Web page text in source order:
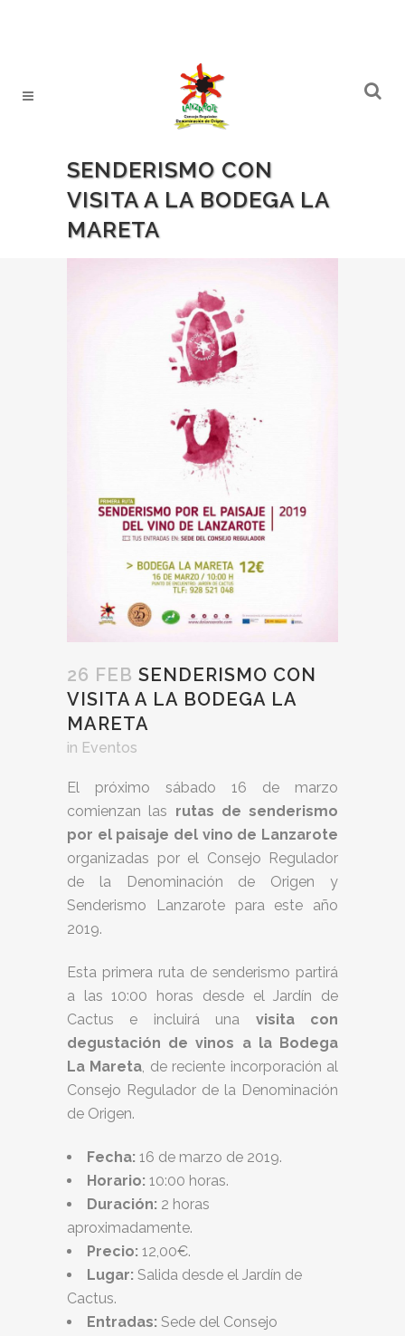
SENDERISMO CON
VISITA A LA BODEGA LA
MARETA
26 FEB SENDERISMO CON
VISITA A LA BODEGA LA
MARETA
in Eventos
El próximo sábado 16 de marzo
comienzan las rutas de senderismo
por el paisaje del vino de Lanzarote
organizadas por el Consejo Regulador
de la Denominación de Origen y
Senderismo Lanzarote para este año
2019.
Esta primera ruta de senderismo partirá
a las 10:00 horas desde el Jardín de
Cactus e incluirá una visita con
degustación de vinos a la Bodega
La Mareta, de reciente incorporación al
Consejo Regulador de la Denominación
de Origen.
Fecha: 16 de marzo de 2019.
Horario: 10:00 horas.
Duración: 2 horas
aproximadamente.
Precio: 12,00€.
Lugar: Salida desde el Jardín de
Cactus.
Entradas: Sede del Consejo